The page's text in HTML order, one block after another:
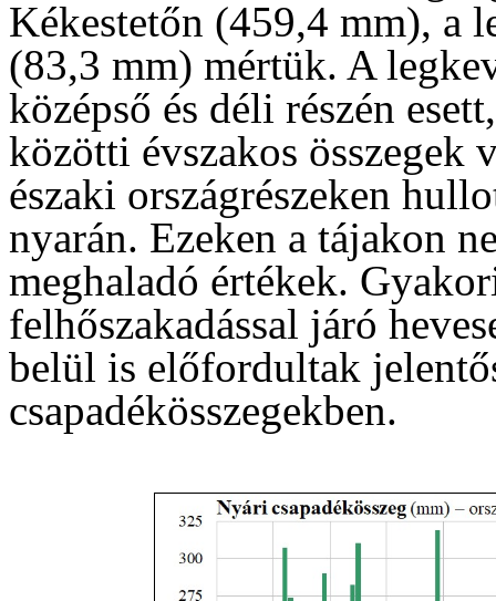
Kékestetőn (459,4 mm), a
(83,3 mm) mértük. A
középső és déli részén
közötti évszakos összegek
északi országrészeken
nyarán. Ezeken a tájakon
meghaladó értékek.
felhőszakadással járó
belül is előfordultak
csapadékösszegekben.